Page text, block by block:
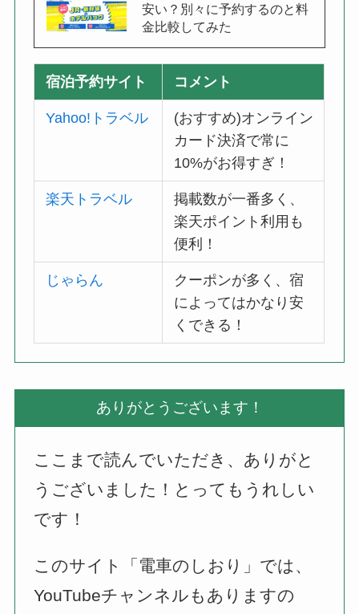
安い？別々に予約するのと料
金比較してみた
宿泊予約サイト コメント
Yahoo!トラベル
(おすすめ)オンライン
カード決済で常に
10%がお得すぎ！
楽天トラベル
掲載数が一番多く、
楽天ポイント利用も
便利！
じゃらん
クーポンが多く、宿
によってはかなり安
くできる！
ありがとうございます！
ここまで読んでいただき、ありがと
うございました！とってもうれしい
です！
このサイト「電車のしおり」では、
YouTubeチャンネルもありますの